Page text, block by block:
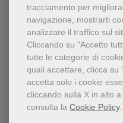
tracciamento per
navigazione, mostrarti
analizzare il traffico sul
Cliccando su "Accetto
tutte le categorie di
quali accettare, clicca su
accetta solo i cookie
cliccando sulla X in alto a
consulta la Cookie Policy.
Chi ha visto